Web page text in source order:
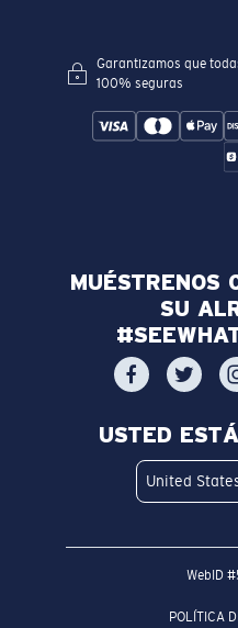
Garantizamos que
100% seguras
MUÉSTRENOS
SU
USTED
United
WebID #
POLÍTICA